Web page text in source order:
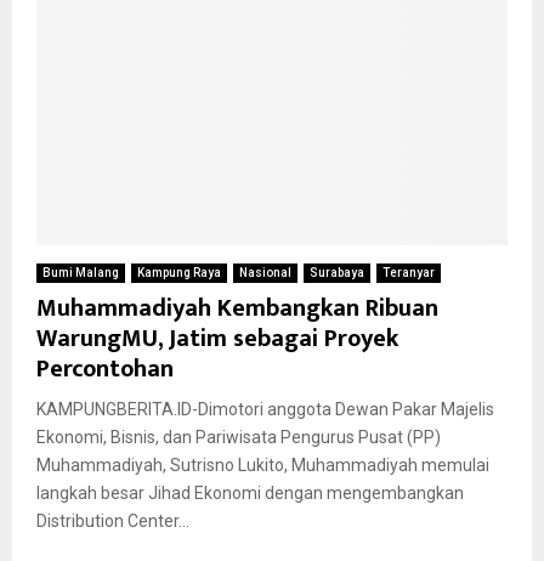
Bumi Malang Kampung Raya Nasional Surabaya Teranyar
Muhammadiyah Kembangkan Ribuan
WarungMU, Jatim sebagai Proyek
Percontohan
KAMPUNGBERITA.ID-Dimotori anggota Dewan Pakar Majelis
Ekonomi, Bisnis, dan Pariwisata Pengurus Pusat (PP)
Muhammadiyah, Sutrisno Lukito, Muhammadiyah memulai
langkah besar Jihad Ekonomi dengan mengembangkan
Distribution Center...